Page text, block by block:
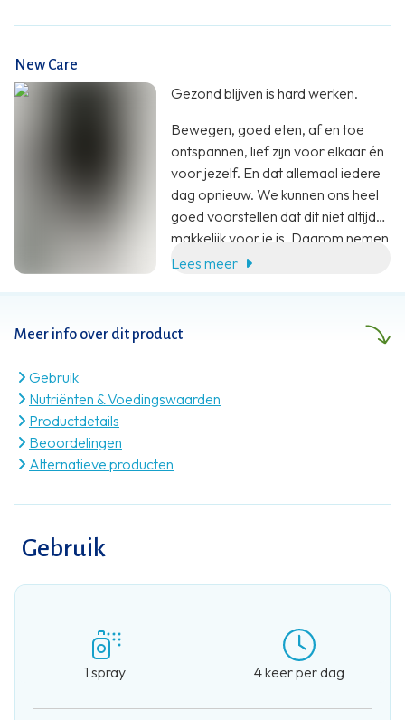
Meer info over dit product
Gebruik
Nutriënten & Voedingswaarden
Productdetails
Beoordelingen
Alternatieve producten
Gebruik
1 spray 4 keer per dag
New Care
Gezond blijven is hard werken.
Bewegen, goed eten, af en toe
ontspannen, lief zijn voor elkaar én
voor jezelf. En dat allemaal iedere
dag opnieuw. We kunnen ons heel
goed voorstellen dat dit niet altijd
makkelijk voor je is. Daarom nemen
wij jou heel graag wat werk uit
Lees meer